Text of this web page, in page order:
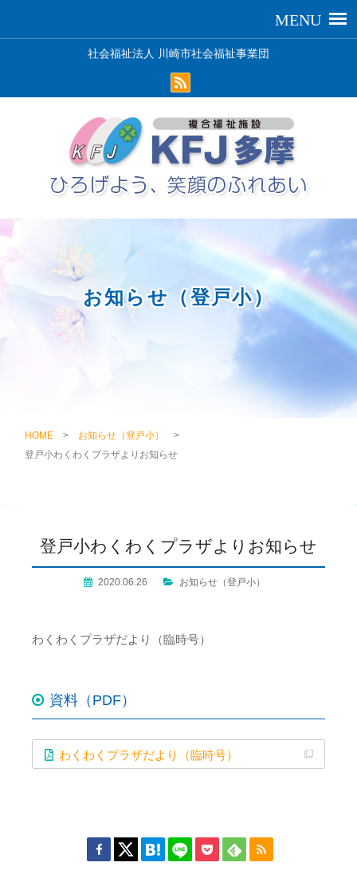
社会福祉法人 川崎市社会福祉事業団
お知らせ（登戸小）
HOME > お知らせ（登戸小）
>
登戸小わくわくプラザよりお知らせ
登戸小わくわくプラザよりお知らせ
2020.06.26 お知らせ（登戸小）
わくわくプラザだより（臨時号）
資料（PDF）
わくわくプラザだより（臨時号）